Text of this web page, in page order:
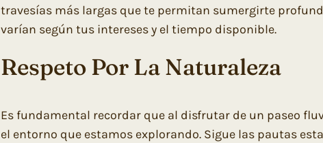
travesías más largas que te permitan sumergirte
varían según tus intereses y el tiempo disponible.
Respeto Por La Naturaleza
Es fundamental recordar que al disfrutar de un paseo
el entorno que estamos explorando. Sigue las pautas